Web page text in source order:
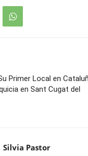
Primer Local en
en Sant Cugat del
Silvia Pastor